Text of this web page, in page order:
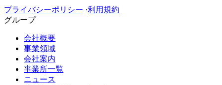
プライバシーポリシー ·利用規約
グループ
会社概要
事業領域
会社案内
事業所一覧
ニュース